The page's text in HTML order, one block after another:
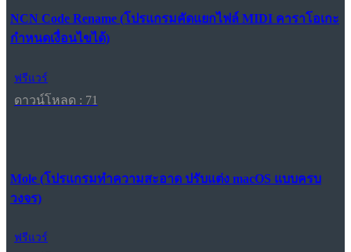
NCN Code Rename (โปรแกรมคัดแยกไฟล์ MIDI คาราโอเกะ
กำหนดเงื่อนไขได้)
ฟรีแวร์
ดาวน์โหลด : 71
Mole (โปรแกรมทำความสะอาด ปรับแต่ง macOS แบบครบ
วงจร)
ฟรีแวร์